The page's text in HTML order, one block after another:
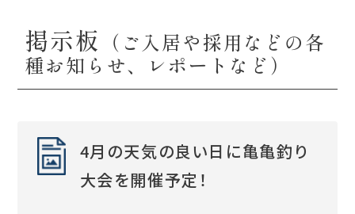
掲示板 （ご入居や採用などの各
種お知らせ、レポートなど）
4月の天気の良い日に亀亀釣り
大会を開催予定！